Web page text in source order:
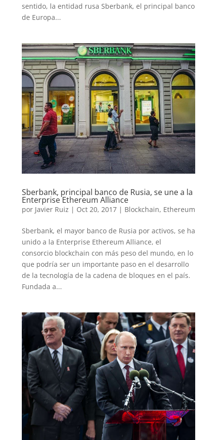
sentido, la entidad rusa Sberbank, el principal banco
de Europa...
Sberbank, principal banco de Rusia, se une a la
Enterprise Ethereum Alliance
por Javier Ruiz | Oct 20, 2017| Blockchain, Ethereum
Sberbank, el mayor banco de Rusia por activos, se ha
unido a la Enterprise Ethereum Alliance, el
consorcio blockchain con más peso del mundo, en lo
que podría ser un importante paso en el desarrollo
de la tecnología de la cadena de bloques en el país.
Fundada a...